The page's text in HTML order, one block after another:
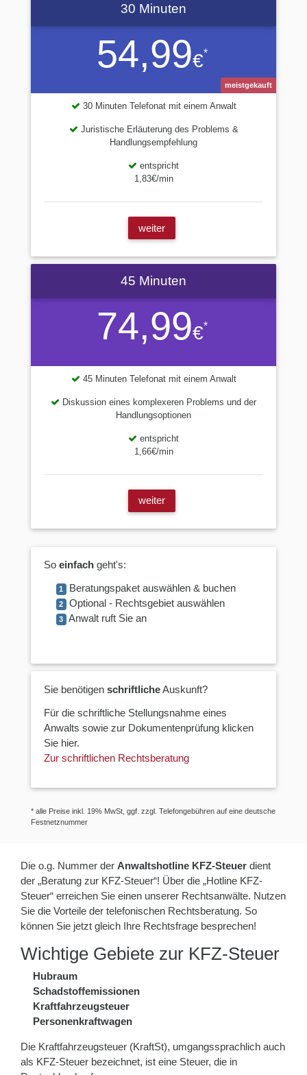
54,99€*
30 Minuten
meistgekauft
30 Minuten Telefonat mit einem Anwalt
Juristische Erläuterung des Problems &
Handlungsempfehlung
entspricht
1,83€/min
weiter
74,99€*
45 Minuten
45 Minuten Telefonat mit einem Anwalt
Diskussion eines komplexeren Problems und der
Handlungsoptionen
entspricht
1,66€/min
weiter
So einfachgeht's:
1 Beratungspaket auswählen & buchen
2 Optional - Rechtsgebiet auswählen
3 Anwalt ruft Sie an
Sie benötigen schriftlicheAuskunft?
Für die schriftliche Stellungsnahme eines
Anwalts sowie zur Dokumentenprüfung klicken
Sie hier.
Zur schriftlichen Rechtsberatung
* alle Preise inkl. 19% MwSt, ggf. zzgl. Telefongebühren auf eine deutsche
Festnetznummer
Die o.g. Nummer der Anwaltshotline KFZ-Steuer dient
der „Beratung zur KFZ-Steuer“! Über die „Hotline KFZ-
Steuer“ erreichen Sie einen unserer Rechtsanwälte. Nutzen
Sie die Vorteile der telefonischen Rechtsberatung. So
können Sie jetzt gleich Ihre Rechtsfrage besprechen!
Wichtige Gebiete zur KFZ-Steuer
Hubraum
Schadstoffemissionen
Kraftfahrzeugsteuer
Personenkraftwagen
Die Kraftfahrzeugsteuer (KraftSt), umgangssprachlich auch
als KFZ-Steuer bezeichnet, ist eine Steuer, die in